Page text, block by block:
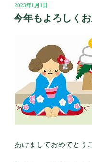
投
稿
日:
2023年1月1日
今年もよろしく
あけましておめでとう